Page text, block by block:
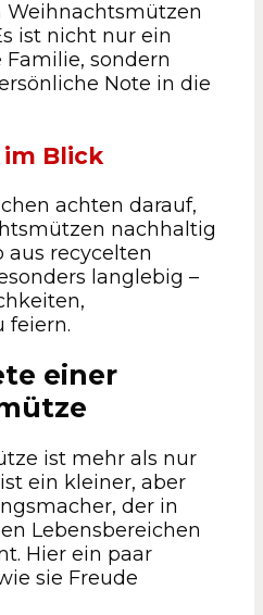
Weihnachtsmützen
ist nicht nur ein
sondern
Note in die
Blick
achten darauf,
nachhaltig
aus recycelten
langlebig –
feiern.
einer
ist mehr als nur
ein kleiner, aber
der in
Lebensbereichen
Hier ein paar
sie Freude